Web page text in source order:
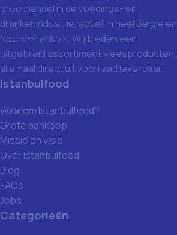
groothandel in de voedings- en
drankenindustrie, actief in heel België en
Noord-Frankrijk. Wij bieden een
uitgebreid assortiment vleesproducten,
allemaal direct uit voorraad leverbaar.
Istanbulfood
Waarom Istanbulfood?
Grote aankoop
Missie en visie
Over Istanbulfood
Blog
FAQs
Jobs
Categorieën